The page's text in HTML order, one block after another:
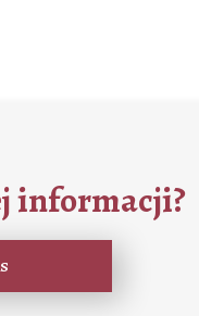
informacji?